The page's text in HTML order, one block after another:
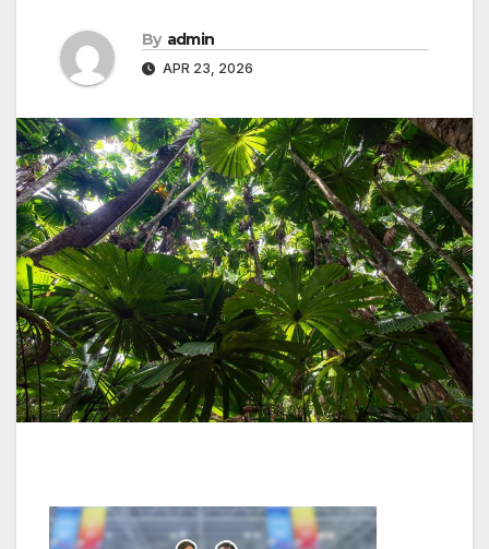
By admin
APR 23, 2026